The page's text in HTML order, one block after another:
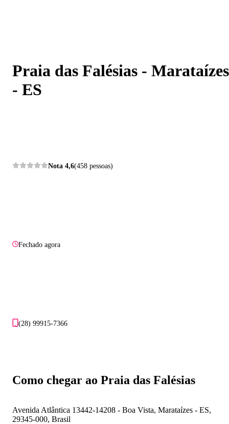
Praia das Falésias - Marataízes
- ES
Nota 4,6(458 pessoas)
Fechado agora
(28) 99915-7366
Como chegar ao Praia das Falésias
Avenida Atlântica 13442-14208 - Boa Vista, Marataízes - ES,
29345-000, Brasil